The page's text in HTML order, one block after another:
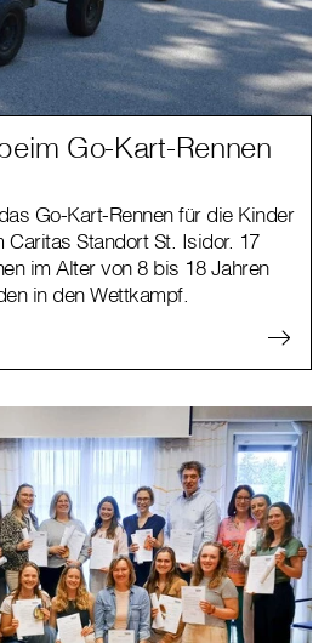
Go-Kart-Rennen
Go-Kart-Rennen für die Kinder
Standort St. Isidor. 17
im Alter von 8 bis 18 Jahren
in den Wettkampf.